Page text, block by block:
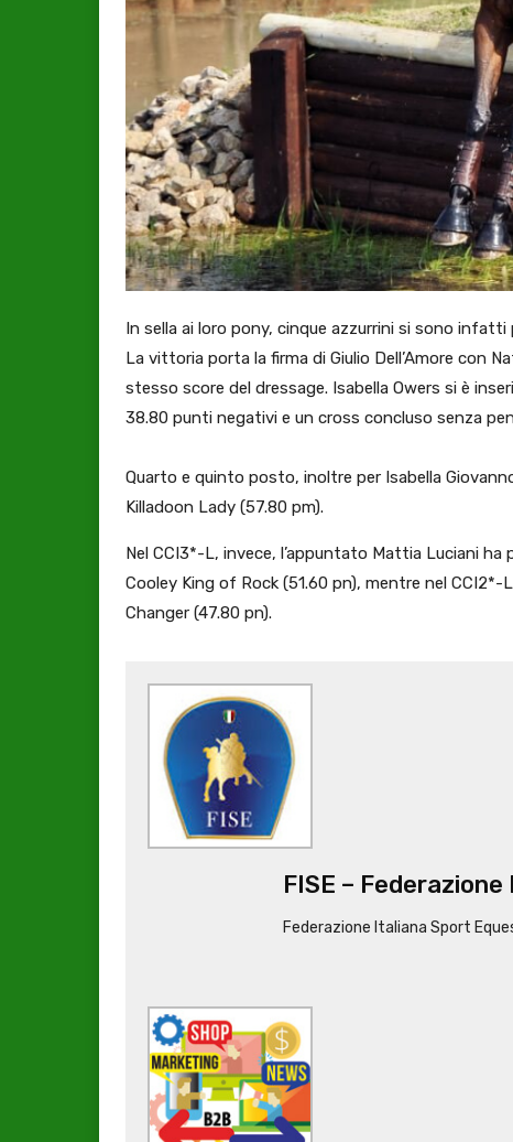
In sella ai loro pony, cinque azzurrini si sono
La vittoria porta la firma di Giulio Dell’Amore con
stesso score del dressage. Isabella Owers si è
38.80 punti negativi e un cross concluso senza
Quarto e quinto posto, inoltre per Isabella
Killadoon Lady (57.80 pm).
Nel CCI3*-L, invece, l’appuntato Mattia Luciani
Cooley King of Rock (51.60 pn), mentre nel
Changer (47.80 pn).
FISE –
Federazione Italiana Sport